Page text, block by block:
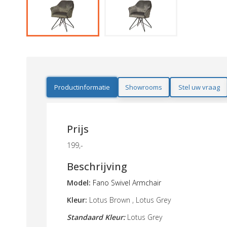
Productinformatie Showrooms Stel uw vraag
Prijs
199,-
Beschrijving
Model: Fano Swivel Armchair
Kleur: Lotus Brown , Lotus Grey
Standaard Kleur: Lotus Grey